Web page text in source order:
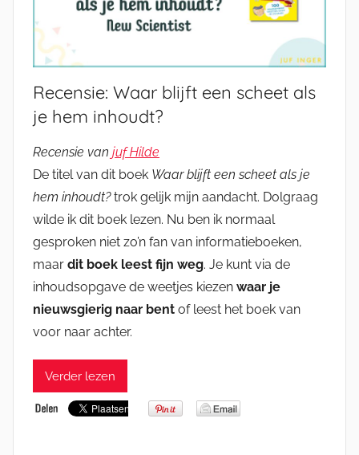
Recensie: Waar blijft een scheet als
je hem inhoudt?
Recensie van juf Hilde
De titel van dit boek Waar blijft een scheet als je
hem inhoudt?trok gelijk mijn aandacht. Dolgraag
wilde ik dit boek lezen. Nu ben ik normaal
gesproken niet zo’n fan van informatieboeken,
maar dit boek leest fijn weg. Je kunt via de
inhoudsopgave de weetjes kiezen waar je
nieuwsgierig naar bent of leest het boek van
voor naar achter.
Verder lezen